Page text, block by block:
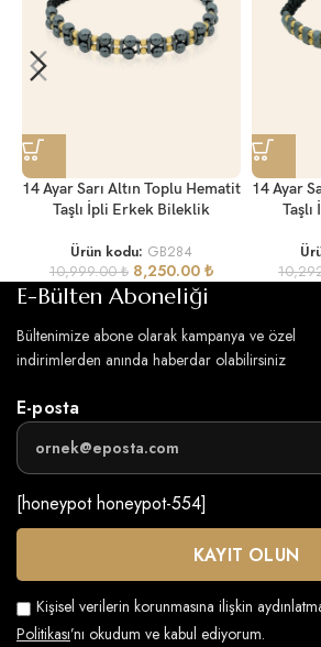
14 Ayar Sarı Altın Toplu Hematit
Taşlı İpli Erkek Bileklik
Ürün kodu: GB284
10,999.00₺ 8,250.00 ₺
14 Ayar
E-Bülten Aboneliği
Bültenimize abone olarak kampanya ve özel
indirimlerden anında haberdar olabilirsiniz
E-posta
[honeypot honeypot-554]
Kişisel verilerin korunmasına ilişkin
Politikası’nı okudum ve kabul ediyorum.